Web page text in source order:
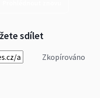
sdílet
Zkopírováno